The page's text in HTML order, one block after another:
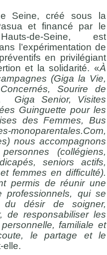
Seine, créé sous la
et financé par le
de-Seine, est
l’expérimentation de
en privilégiant
et la solidarité. «À
(Giga la Vie,
Sourire de
Giga Senior, Visites
Guinguette pour les
des Femmes, Bus
monoparentales.Com,
nous accompagnons
(collégiens,
seniors actifs,
femmes en difficulté).
permis de réunir une
professionnels, qui se
du désir de soigner,
de responsabiliser les
familiale et
le partage et le
elle.